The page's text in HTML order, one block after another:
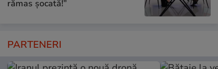
rămas șocată!”
PARTENERI